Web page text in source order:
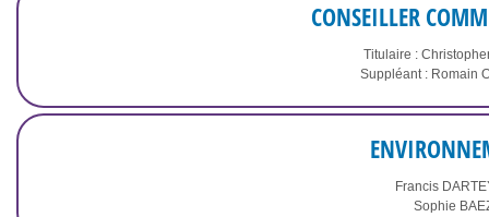
CONSEILLER
Titulaire :
Suppléant : Romain
Francis
Sophie